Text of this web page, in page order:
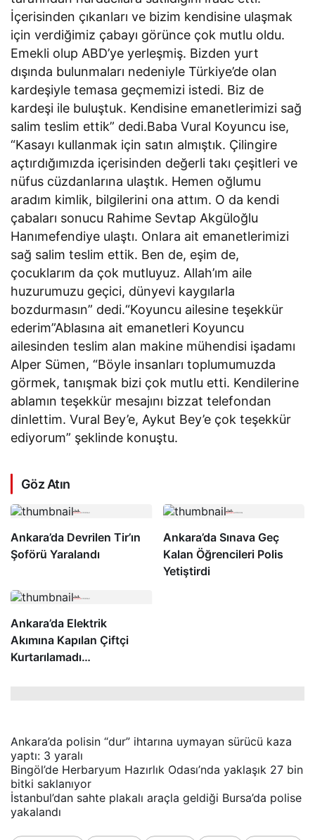
İçerisinden çıkanları ve bizim kendisine ulaşmak
için verdiğimiz çabayı görünce çok mutlu oldu.
Emekli olup ABD’ye yerleşmiş. Bizden yurt
dışında bulunmaları nedeniyle Türkiye’de olan
kardeşiyle temasa geçmemizi istedi. Biz de
kardeşi ile buluştuk. Kendisine emanetlerimizi sağ
salim teslim ettik” dedi.Baba Vural Koyuncu ise,
“Kasayı kullanmak için satın almıştık. Çilingire
açtırdığımızda içerisinden değerli takı çeşitleri ve
nüfus cüzdanlarına ulaştık. Hemen oğlumu
aradım kimlik, bilgilerini ona attım. O da kendi
çabaları sonucu Rahime Sevtap Akgüloğlu
Hanımefendiye ulaştı. Onlara ait emanetlerimizi
sağ salim teslim ettik. Ben de, eşim de,
çocuklarım da çok mutluyuz. Allah’ım aile
huzurumuzu geçici, dünyevi kaygılarla
bozdurmasın” dedi.“Koyuncu ailesine teşekkür
ederim”Ablasına ait emanetleri Koyuncu
ailesinden teslim alan makine mühendisi işadamı
Alper Sümen, “Böyle insanları toplumumuzda
görmek, tanışmak bizi çok mutlu etti. Kendilerine
ablamın teşekkür mesajını bizzat telefondan
dinlettim. Vural Bey’e, Aykut Bey’e çok teşekkür
ediyorum” şeklinde konuştu.
Göz Atın
Ankara’da Devrilen Tir’ın
Şoförü Yaralandı
Ankara’da Sınava Geç
Kalan Öğrencileri Polis
Yetiştirdi
Ankara’da Elektrik
Akımına Kapılan Çiftçi
Kurtarılamadı…
Ankara’da polisin “dur” ihtarına uymayan sürücü kaza
yaptı: 3 yaralı
Bingöl’de Herbaryum Hazırlık Odası’nda yaklaşık 27 bin
bitki saklanıyor
İstanbul’dan sahte plakalı araçla geldiği Bursa’da polise
yakalandı